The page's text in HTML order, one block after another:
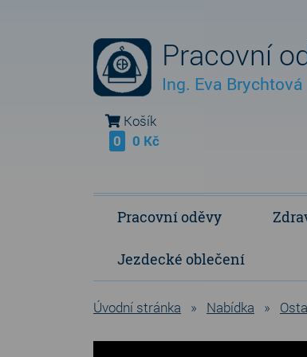
Pracovní
Ing. Eva Brychtová
Košík
0
0 Kč
Pracovní oděvy
Jezdecké oblečení
Úvodní stránka » Nabídka »